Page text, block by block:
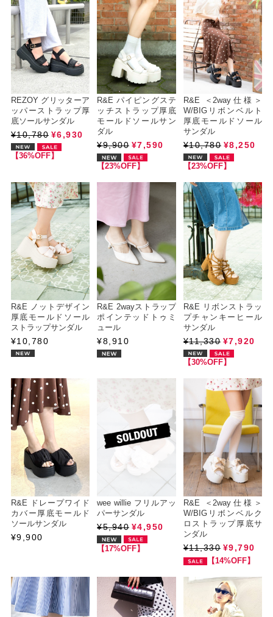
REZOY グリッターア
ッパーストラップ厚
底ソールサンダル
¥10,780 ¥6,930
【36%OFF】
R&E パイピングステ
ッチストラップ厚底
モールドソールサン
ダル
¥9,900 ¥7,590
【23%OFF】
R&E ＜2way仕様＞
W/BIGリボンベルト
厚底モールドソール
サンダル
¥10,780 ¥8,250
【23%OFF】
R&E ノットデザイン
厚底モールドソール
ストラップサンダル
¥10,780
R&E 2wayストラップ
ポインテッドトゥミ
ュール
¥8,910
R&E リボンストラッ
プチャンキーヒール
サンダル
¥11,330 ¥7,920
【30%OFF】
R&E ドレープワイド
カバー厚底モールド
ソールサンダル
¥9,900
wee willie フリルアッ
パーサンダル
¥5,940 ¥4,950
【17%OFF】
R&E ＜2way仕様＞
W/BIGリボンベルク
ロストラップ厚底サ
ンダル
¥11,330 ¥9,790
【14%OFF】